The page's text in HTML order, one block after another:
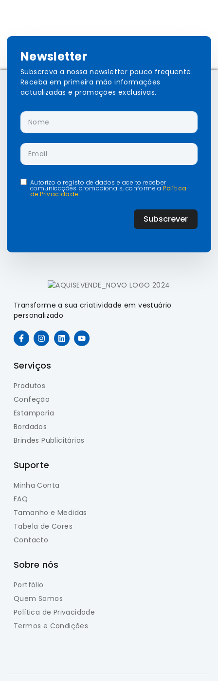
Newsletter
Subscreva a nossa newsletter pouco frequente.
Receba em primeira mão informações
actualizadas e promoções exclusivas.
Autorizo o registo de dados e aceito receber
comunicações promocionais, conforme aPolítica
de Privacidade.
Subscrever
Transforme a sua criatividade em vestuário
personalizado
Serviços
Produtos
Confeção
Estamparia
Bordados
Brindes Publicitários
Suporte
Minha Conta
FAQ
Tamanho e Medidas
Tabela de Cores
Contacto
Sobre nós
Portfólio
Quem Somos
Política de Privacidade
Termos e Condições